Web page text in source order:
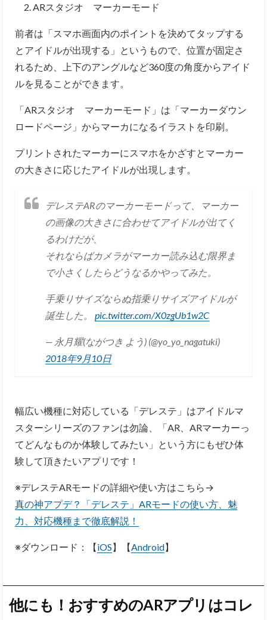
ARスタジオ マーカーモード
前者は「スマホ画面内のポイントを決めてタップする
とアイドルが出現する」というもので、位置が固定さ
れるため、上下のアングルなど360度の角度からアイド
ルを見ることができます。
「ARスタジオ マーカーモード」は「マーカーダウン
ロードページ」からマーカになるイラストを印刷。
プリントされたマーカーにスマホをかざすとマーカー
の大きさに応じたアイドルが出現します。
デレステARのマーカーモードって、マーカー
の画像の大きさに合わせてアイドルが出てく
るわけだが、
それならばカメラがマーカー読み込む限界ま
で小さくしたらどうなるかやってみた。
手乗りサイズならぬ指乗りサイズアイドルが
誕生した。pic.twitter.com/X0zgUb1w2C
— 永月耀(ながつき よう) (@yo_yo_nagatuki)
2018年9月10日
幅広い機種に対応している「デレステ」はアイドルマ
スターシリーズのファンは勿論、「AR、ARマーカーっ
てどんなものか体験してみたい」という方にもぜひ体
験して頂きたいアプリです！
※デレステARモードの詳細や使い方はこちら→
真の神アプデ？「デレステ」ARモードの使い方、魅
力、対応機種まで徹底解説！
※ダウンロード：【iOS】【Android】
他にも！おすすめのARアプリはコレ